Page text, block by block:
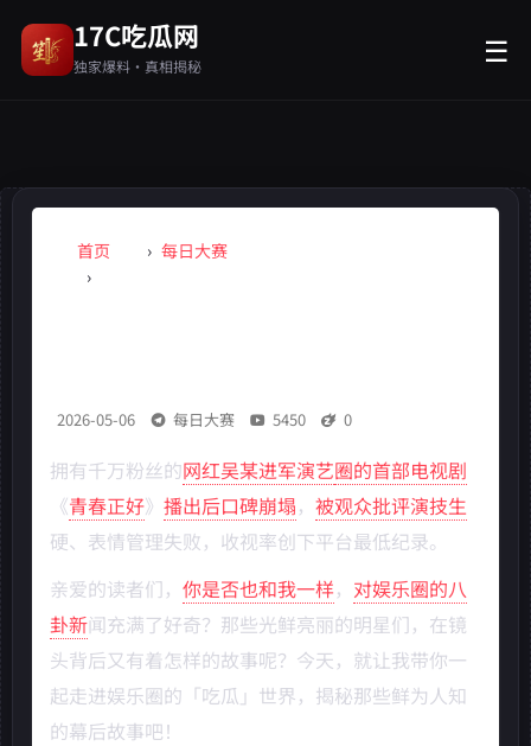
17C吃瓜网
独家爆料·真相揭秘 ☰
首页
每日大赛
2026-05-06 每日大赛 5450 0
拥有千万粉丝的网红吴某进军演艺圈的首部电视剧
《青春正好》 播出后口碑崩塌， 被观众批评演技生
硬、表情管理失败，收视率创下平台最低纪录。
亲爱的读者们， 你是否也和我一样， 对娱乐圈的八
卦新闻充满了好奇？那些光鲜亮丽的明星们，在镜
头背后又有着怎样的故事呢？今天，就让我带你一
起走进娱乐圈的「吃瓜」世界，揭秘那些鲜为人知
的幕后故事吧！